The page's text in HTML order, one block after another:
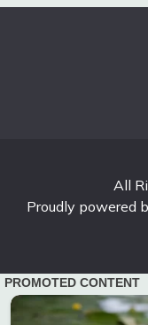
All
Proudly powered